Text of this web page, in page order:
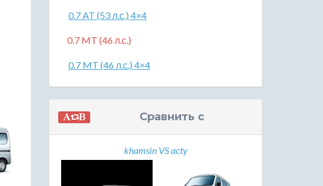
0.7 AT (53 л.с.) 4×4
0.7 MT (46 л.с.)
0.7 MT (46 л.с.) 4×4
Сравнить с
khamsin VS acty